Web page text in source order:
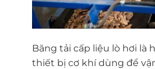
Băng tải cấp liệu lò hơi là
thiết bị cơ khí dùng để